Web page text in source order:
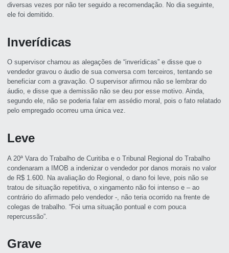
diversas vezes por não ter seguido a recomendação. No dia seguinte,
ele foi demitido.
Inverídicas
O supervisor chamou as alegações de “inverídicas” e disse que o
vendedor gravou o áudio de sua conversa com terceiros, tentando se
beneficiar com a gravação. O supervisor afirmou não se lembrar do
áudio, e disse que a demissão não se deu por esse motivo. Ainda,
segundo ele, não se poderia falar em assédio moral, pois o fato relatado
pelo empregado ocorreu uma única vez.
Leve
A 20ª Vara do Trabalho de Curitiba e o Tribunal Regional do Trabalho
condenaram a IMOB a indenizar o vendedor por danos morais no valor
de R$ 1.600. Na avaliação do Regional, o dano foi leve, pois não se
tratou de situação repetitiva, o xingamento não foi intenso e – ao
contrário do afirmado pelo vendedor -, não teria ocorrido na frente de
colegas de trabalho. “Foi uma situação pontual e com pouca
repercussão”.
Grave